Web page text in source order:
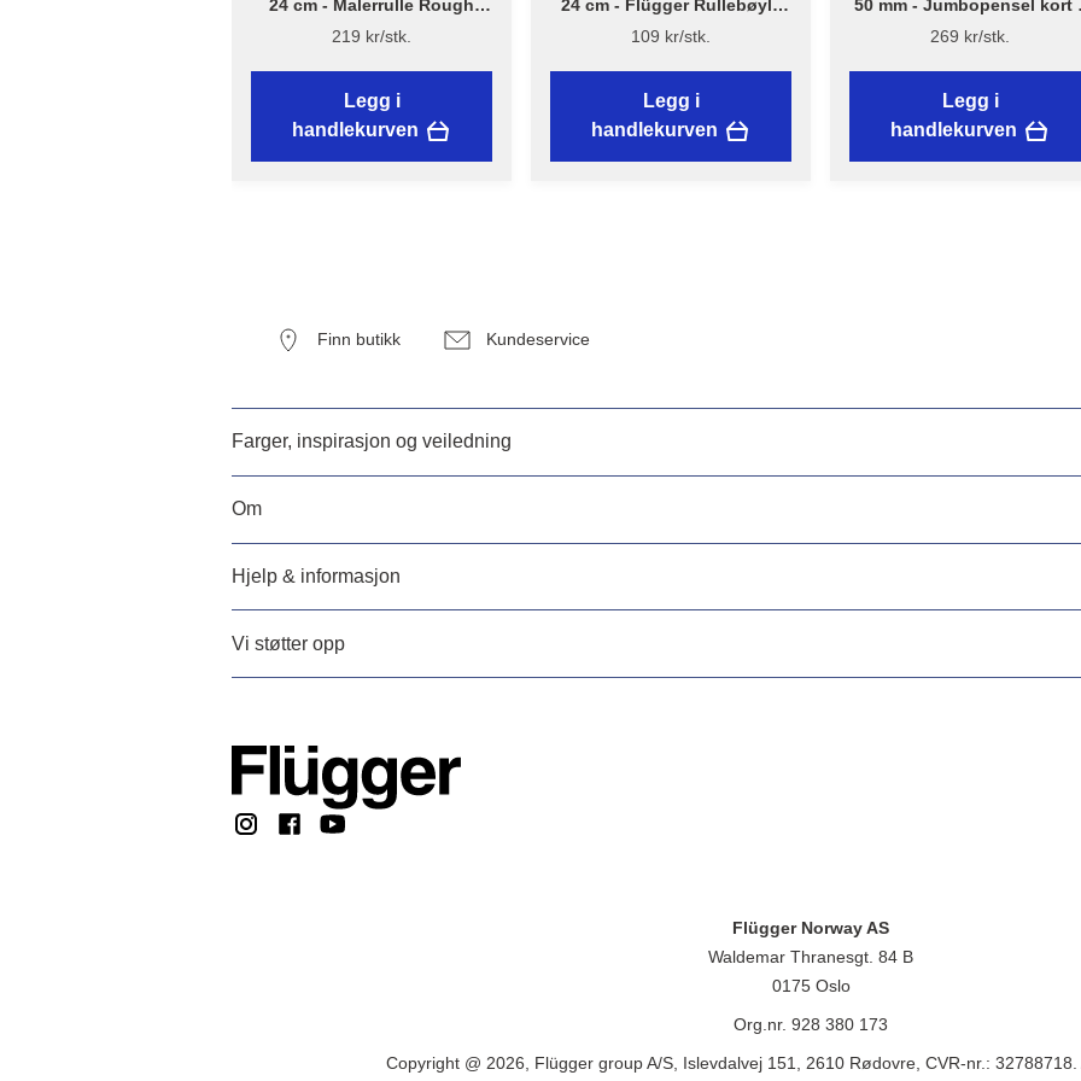
24 cm - Malerrulle Rough
Quick – Flügger Excellence
219 kr/stk.
Legg i
handlekurven
24 cm - Flügger Rullebøyle
kort - NYTT DESIGN
109 kr/stk.
Legg i
handlekurven
50 mm - Jumbopensel kort
Flügger Excellence
269 kr/stk.
Legg i
handlekurven
Finn butikk Kundeservice
Farger, inspirasjon og veiledning
Om
Hjelp & informasjon
Vi støtter opp
Flügger Norway AS
Waldemar Thranesgt. 84 B
0175 Oslo
Org.nr. 928 380 173
Copyright @ 2026, Flügger group A/S, Islevdalvej 151, 2610 Rødovre, CVR-nr.: